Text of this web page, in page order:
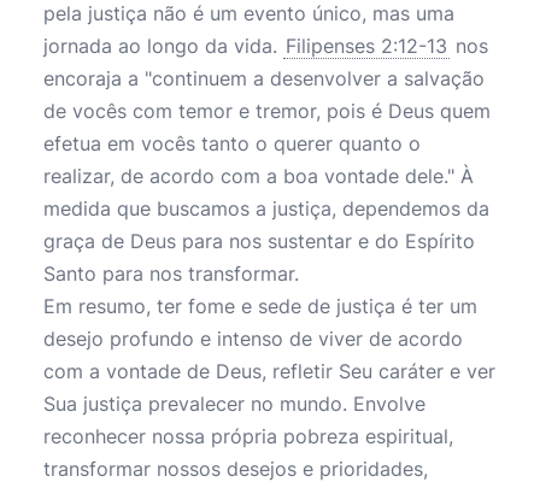
pela justiça não é um evento único, mas uma
jornada ao longo da vida. Filipenses 2:12-13 nos
encoraja a "continuem a desenvolver a salvação
de vocês com temor e tremor, pois é Deus quem
efetua em vocês tanto o querer quanto o
realizar, de acordo com a boa vontade dele." À
medida que buscamos a justiça, dependemos da
graça de Deus para nos sustentar e do Espírito
Santo para nos transformar.
Em resumo, ter fome e sede de justiça é ter um
desejo profundo e intenso de viver de acordo
com a vontade de Deus, refletir Seu caráter e ver
Sua justiça prevalecer no mundo. Envolve
reconhecer nossa própria pobreza espiritual,
transformar nossos desejos e prioridades,